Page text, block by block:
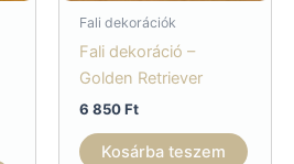
Fali dekorációk
Fali dekoráció –
Golden Retriever
6 850Ft
Kosárba teszem